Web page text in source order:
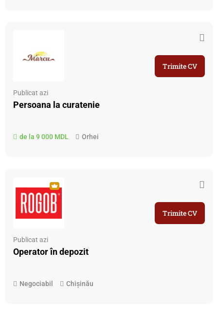
Publicat azi
Persoana la curatenie
de la 9 000 MDL Orhei
Trimite CV
Publicat azi
Operator în depozit
Negociabil Chișinău
Trimite CV